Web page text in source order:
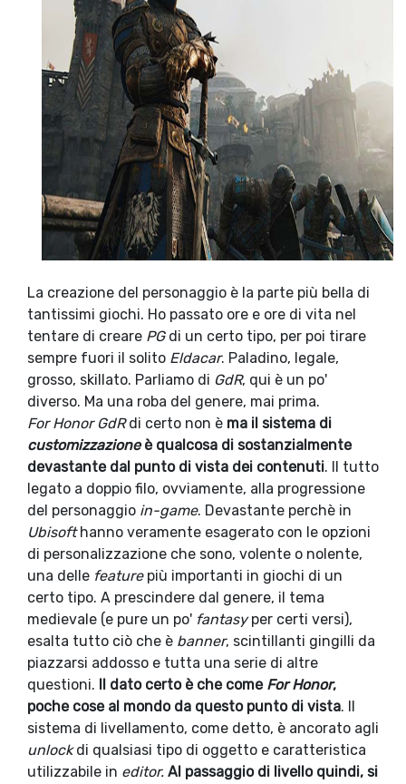
La creazione del personaggio è la parte più bella di
tantissimi giochi. Ho passato ore e ore di vita nel
tentare di creare PG di un certo tipo, per poi tirare
sempre fuori il solito Eldacar. Paladino, legale,
grosso, skillato. Parliamo di GdR, qui è un po'
diverso. Ma una roba del genere, mai prima.
For Honor GdRdi certo non è ma il sistema di
customizzazioneè qualcosa di sostanzialmente
devastante dal punto di vista dei contenuti. Il tutto
legato a doppio filo, ovviamente, alla progressione
del personaggio in-game. Devastante perchè in
Ubisofthanno veramente esagerato con le opzioni
di personalizzazione che sono, volente o nolente,
una delle featurepiù importanti in giochi di un
certo tipo. A prescindere dal genere, il tema
medievale (e pure un po' fantasyper certi versi),
esalta tutto ciò che è banner, scintillanti gingilli da
piazzarsi addosso e tutta una serie di altre
questioni. Il dato certo è che come For Honor,
poche cose al mondo da questo punto di vista. Il
sistema di livellamento, come detto, è ancorato agli
unlockdi qualsiasi tipo di oggetto e caratteristica
utilizzabile in editor. Al passaggio di livello quindi, si